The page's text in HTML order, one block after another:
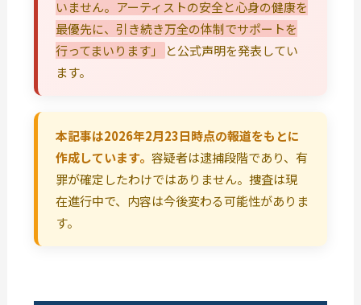
いません。アーティストの安全と心身の健康を
最優先に、引き続き万全の体制でサポートを
行ってまいります」
と公式声明を発表してい
ます。
本記事は2026年2月23日時点の報道をもとに
作成しています。容疑者は逮捕段階であり、有
罪が確定したわけではありません。捜査は現
在進行中で、内容は今後変わる可能性がありま
す。